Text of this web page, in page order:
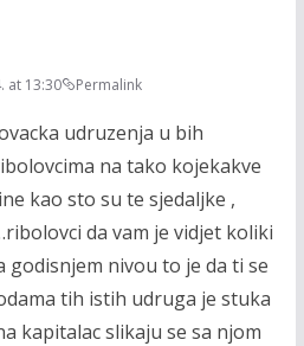
at 13:30 Permalink
udruzenja u bih
na tako kojekakve
kao sto su te sjedaljke ,
da vam je vidjet koliki
godisnjem nivou to je da ti se
tih istih udruga je stuka
kapitalac slikaju se sa njom